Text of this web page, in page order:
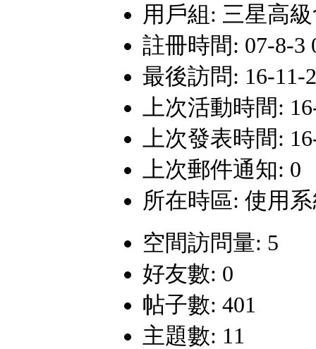
用戶組: 三星高
註冊時間: 07-8-3
最後訪問: 16-11-
上次活動時間:
上次發表時間:
上次郵件通知: 0
所在時區: 使用
空間訪問量: 5
好友數: 0
帖子數: 401
主題數: 11